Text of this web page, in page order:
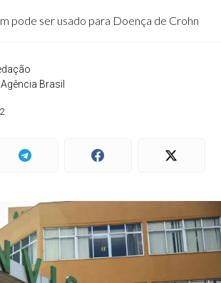
pode ser usado para Doença de Crohn
Agência Brasil